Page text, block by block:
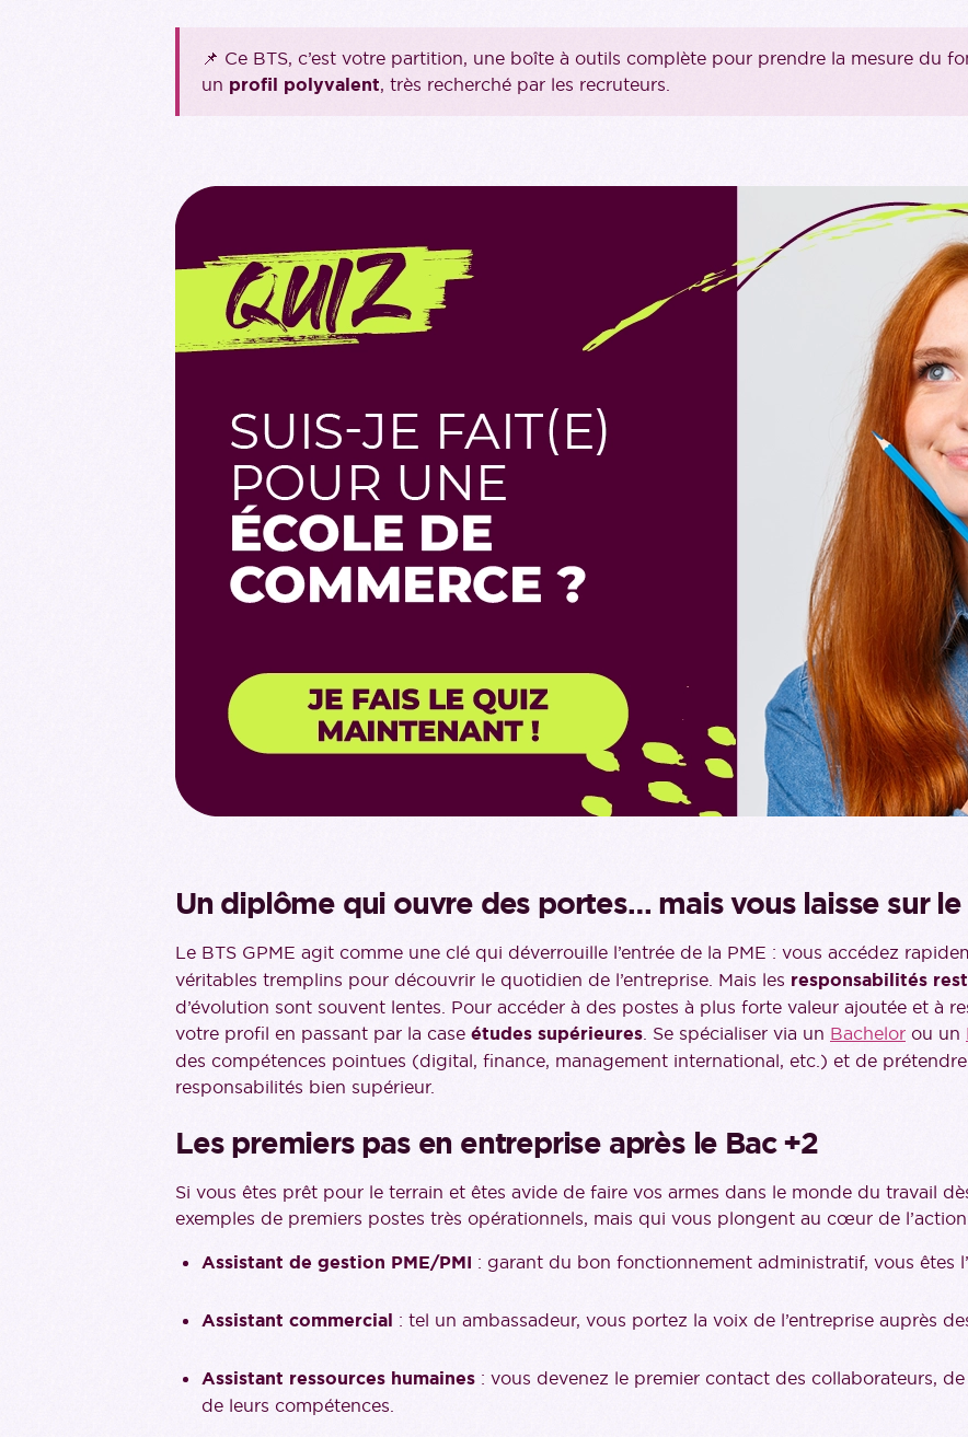
📌 Ce BTS, c’est votre partition, une boîte à outils complète pour prendre la mesure du
un profil polyvalent, très recherché par les recruteurs.
Un diplôme qui ouvre des portes… mais vous laisse sur
Le BTS GPME agit comme une clé qui déverrouille l’entrée de la PME : vous accédez
véritables tremplins pour découvrir le quotidien de l’entreprise. Mais les responsabilités
d’évolution sont souvent lentes. Pour accéder à des postes à plus forte valeur ajoutée et à
votre profil en passant par la case études supérieures. Se spécialiser via un Bachelor ou un
des compétences pointues (digital, finance, management international, etc.) et de
responsabilités bien supérieur.
Les premiers pas en entreprise après le Bac +2
Si vous êtes prêt pour le terrain et êtes avide de faire vos armes dans le monde du travail
exemples de premiers postes très opérationnels, mais qui vous plongent au cœur de
Assistant de gestion PME/PMI : garant du bon fonctionnement administratif, vous êtes
Assistant commercial : tel un ambassadeur, vous portez la voix de l’entreprise auprès
Assistant ressources humaines : vous devenez le premier contact des collaborateurs,
de leurs compétences.